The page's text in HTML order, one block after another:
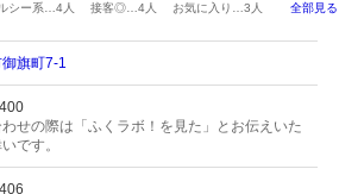
シー系… 4人 接客◎… 4人 お気に入り… 3人 全部見る
旗町7-1
せの際は「ふくラボ！を見た」とお伝えいた
です。